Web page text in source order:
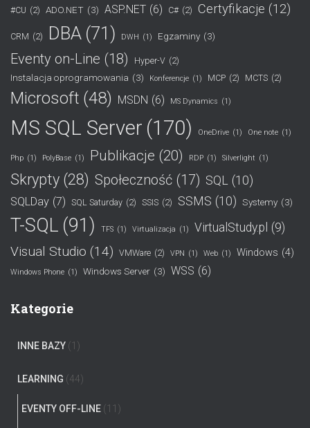
#CU (2) ADO.NET (3) ASP.NET (6) C# (2) Certyfikacje (12)
CRM (2) DBA (71) DWH (1) Egzaminy (3)
Eventy on-Line (18) Hyper-V (2)
Instalacja oprogramowania (3) Konferencje (1) MCP (2) MCTS (2)
Microsoft (48) MSDN (6) MS Dynamics (1)
MS SQL Server (170) OneDrive (1) One note (1)
Php (1) PolyBase (1) Publikacje (20) RDP (1) Silverlight (1)
Skrypty (28) Społeczność (17) SQL (10)
SQLDay (7) SQL Saturday (2) SSIS (2) SSMS (10) Systemy (3)
T-SQL (91) TFS (1) Virtualizacja (1) VirtualStudy.pl (9)
Visual Studio (14) VMWare (2) VPN (1) Web (1) Windows (4)
Windows Phone (1) Windows Server (3) WSS (6)
Kategorie
INNE BAZY (1)
LEARNING (44)
EVENTY OFF-LINE (11)